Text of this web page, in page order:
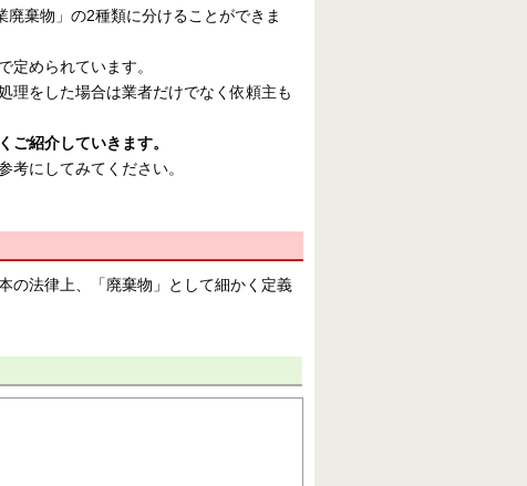
棄物」の2種類に分けることができま
定められています。
理をした場合は業者だけでなく依頼主も
ご紹介していきます。
考にしてみてください。
の法律上、「廃棄物」として細かく定義